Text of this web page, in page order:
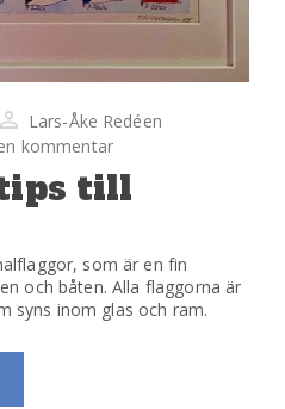
Lars-Åke Redéen
kommentar
till
som är en fin
och båten. Alla flaggorna är
syns inom glas och ram.